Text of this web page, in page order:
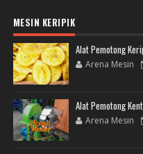
MESIN KERIPIK
Alat Pemotong
Arena Mesin
Alat Pemotong
Arena Mesin